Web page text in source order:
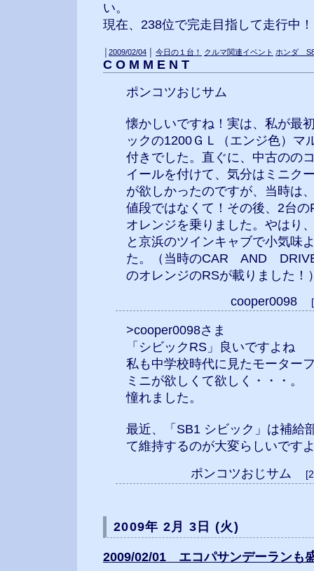
い。
現在、238位で完走目指して走行中！
2009/02/04 今日の１台！ クルマ関連イベント ホンダ
C O M M E N T
ポンコツおじサム
懐かしいですね！実は、私が最
ックの1200ＧＬ（エンジ色）マ
付きでした。直ぐに、中古のの
イールを付けて、気分はミニク
が欲しかったのですが、当時は
値段ではなくて！その後、2台
オレンジを乗りました。やはり
と京浜のツインキャブで小気味
た。（当時のCAR AND
のオレンジのRSが載りました！
cooper0098
>cooper0098さま
「シビックRS」良いですよね
私も中学校時代に見たモーター
ミニが欲しくて欲しく・・・。
憧れました。
最近、「SB1 シビック」は補給
て維持するのが大変らしいです
ポンコツおじサム
2009年 2月 3日 (火)
2009/02/01 エコパサンデーランも